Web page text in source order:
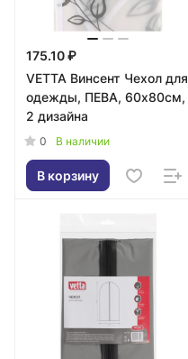
175.10 ₽
VETTA Винсент Чехол для
одежды, ПЕВА, 60х80см,
2 дизайна
0 В наличии
В корзину